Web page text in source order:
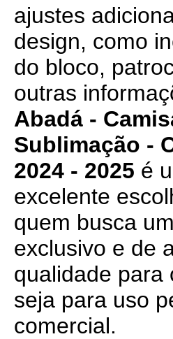
ajustes
design, como
do bloco,
outras
Abadá -
Sublimação -
2024 - 2025 é
excelente
quem busca
exclusivo e de
qualidade para
seja para uso
comercial.